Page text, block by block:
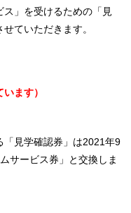
」を受けるための「見
ていただきます。
います）
見学確認券」は2021年9
サービス券」と交換しま